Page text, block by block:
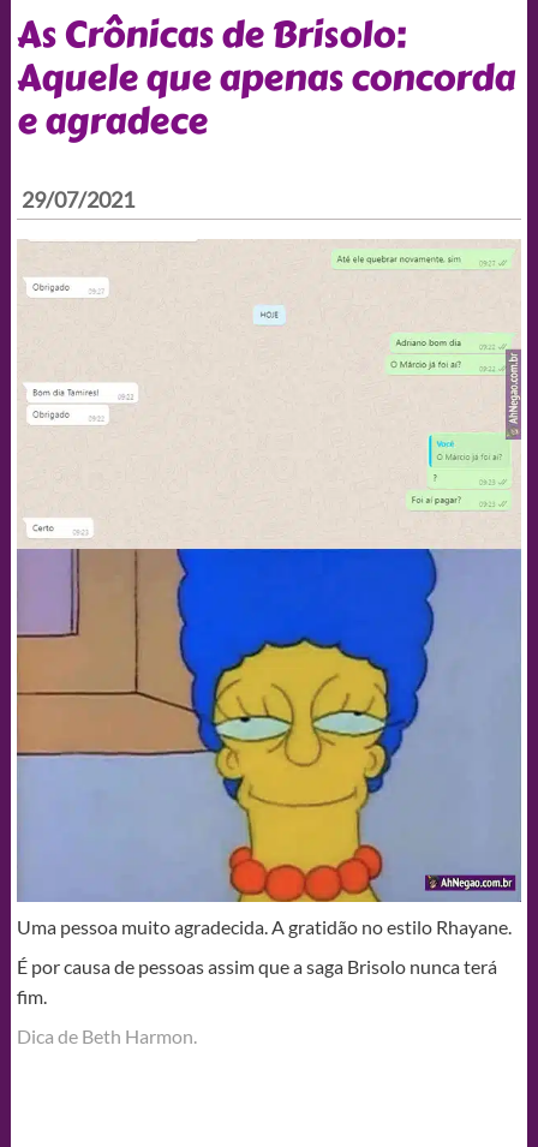
As Crônicas de Brisolo:
Aquele que apenas concorda
e agradece
29/07/2021
Uma pessoa muito agradecida. A gratidão no estilo Rhayane.
É por causa de pessoas assim que a saga Brisolo nunca terá
fim.
Dica de Beth Harmon.